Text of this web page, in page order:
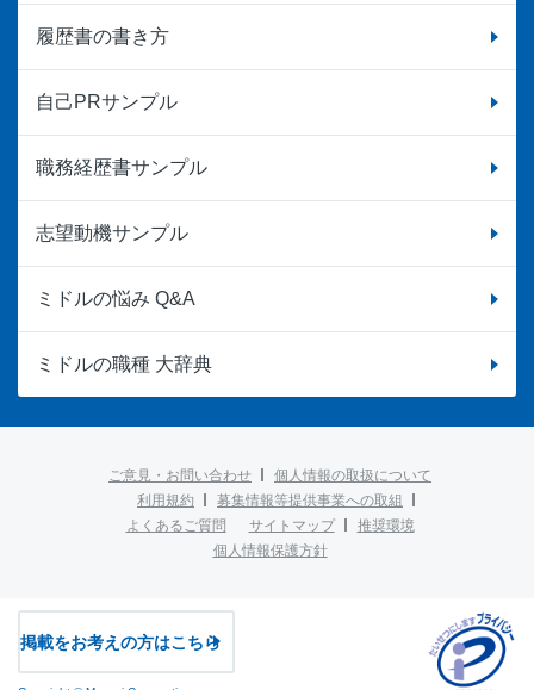
履歴書の書き方
自己PRサンプル
職務経歴書サンプル
志望動機サンプル
ミドルの悩み Q&A
ミドルの職種 大辞典
ご意見・お問い合わせ
個人情報の取扱について
利用規約
募集情報等提供事業への取組
よくあるご質問
サイトマップ
推奨環境
個人情報保護方針
掲載をお考えの方はこちら